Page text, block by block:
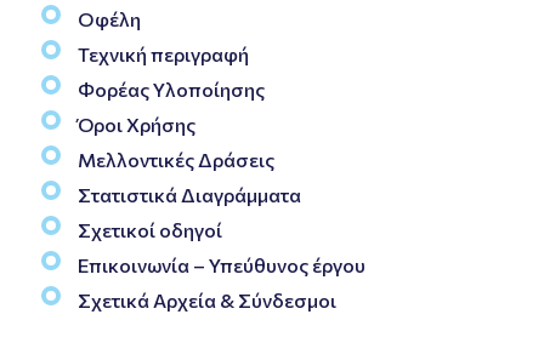
Οφέλη
Τεχνική περιγραφή
Φορέας Υλοποίησης
Όροι Χρήσης
Μελλοντικές Δράσεις
Στατιστικά Διαγράμματα
Σχετικοί οδηγοί
Επικοινωνία – Υπεύθυνος έργου
Σχετικά Αρχεία & Σύνδεσμοι